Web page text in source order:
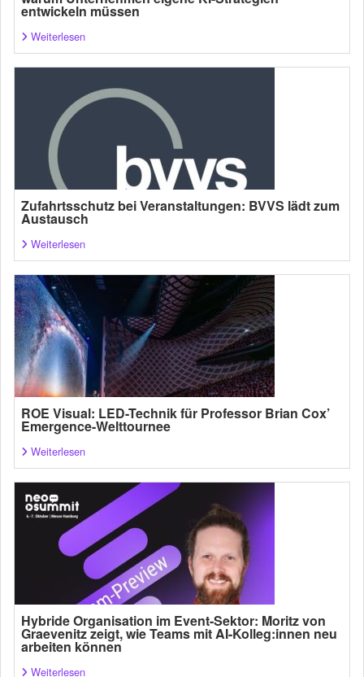
entwickeln müssen
Weiterlesen
Zufahrtsschutz bei Veranstaltungen: BVVS lädt zum
Austausch
Weiterlesen
ROE Visual: LED-Technik für Professor Brian Cox’
Emergence-Welttournee
Weiterlesen
Hybride Organisation im Event-Sektor: Moritz von
Graevenitz zeigt, wie Teams mit AI-Kolleg:innen neu
arbeiten können
Weiterlesen